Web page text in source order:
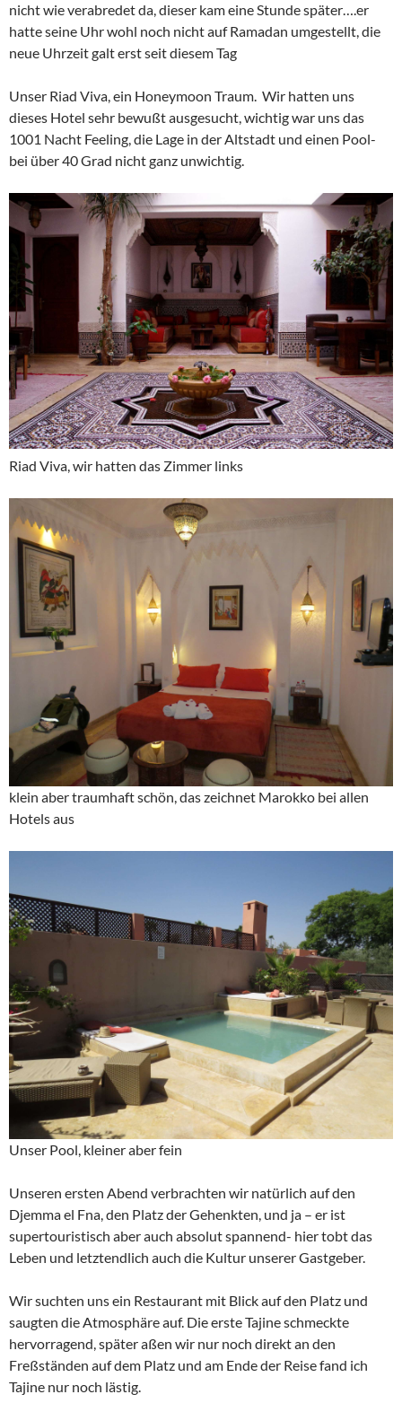
nicht wie verabredet da, dieser kam eine Stunde später….er
hatte seine Uhr wohl noch nicht auf Ramadan umgestellt, die
neue Uhrzeit galt erst seit diesem Tag
Unser Riad Viva, ein Honeymoon Traum. Wir hatten uns
dieses Hotel sehr bewußt ausgesucht, wichtig war uns das
1001 Nacht Feeling, die Lage in der Altstadt und einen Pool-
bei über 40 Grad nicht ganz unwichtig.
Riad Viva, wir hatten das Zimmer links
klein aber traumhaft schön, das zeichnet Marokko bei allen
Hotels aus
Unser Pool, kleiner aber fein
Unseren ersten Abend verbrachten wir natürlich auf den
Djemma el Fna, den Platz der Gehenkten, und ja – er ist
supertouristisch aber auch absolut spannend- hier tobt das
Leben und letztendlich auch die Kultur unserer Gastgeber.
Wir suchten uns ein Restaurant mit Blick auf den Platz und
saugten die Atmosphäre auf. Die erste Tajine schmeckte
hervorragend, später aßen wir nur noch direkt an den
Freßständen auf dem Platz und am Ende der Reise fand ich
Tajine nur noch lästig.